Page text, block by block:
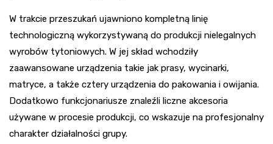
W trakcie przeszukań ujawniono kompletną linię
technologiczną wykorzystywaną do produkcji nielegalnych
wyrobów tytoniowych. W jej skład wchodziły
zaawansowane urządzenia takie jak prasy, wycinarki,
matryce, a także cztery urządzenia do pakowania i owijania.
Dodatkowo funkcjonariusze znaleźli liczne akcesoria
używane w procesie produkcji, co wskazuje na profesjonalny
charakter działalności grupy.